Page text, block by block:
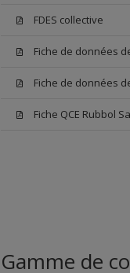
FDES collective
Fiche de données
Fiche de données
Fiche QCE Rubbol
Gamme de